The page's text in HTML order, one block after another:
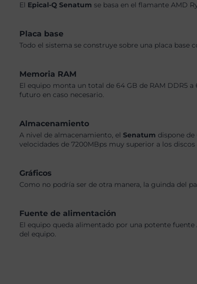
El Epical-Q Senatum se basa en el flamante AMD
Placa base
Todo el sistema se construye sobre una placa base
Memoria RAM
El equipo monta un total de 64 GB de RAM DDR5
futuro en caso necesario.
Almacenamiento
A nivel de almacenamiento, elSenatum dispone de
velocidades de 7200MBps muy superior a los discos
Gráficos
Como no podría ser de otra manera, la guinda del
Fuente de alimentación
El equipo queda alimentado por una potente fuente
del equipo.